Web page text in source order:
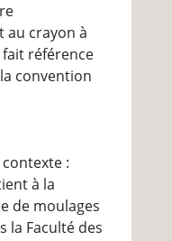
au crayon à
référence
convention
:
à la
de moulages
la Faculté des